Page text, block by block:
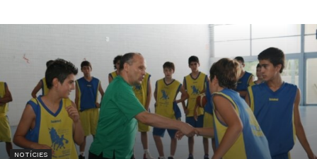
NOTÍCIES